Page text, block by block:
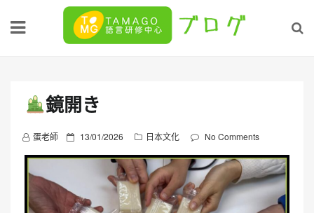
鏡開き
蛋老師
P
o
e
13/01/2026 日本文化 No Comments